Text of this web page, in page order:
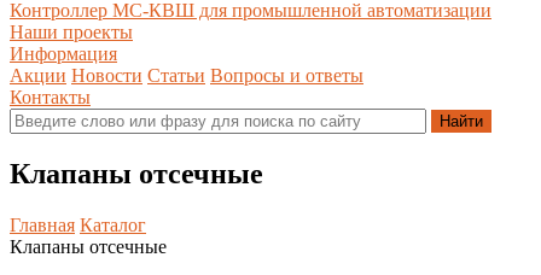
Контроллер МС-КВШ для промышленной автоматизации
Наши проекты
Информация
Акции Новости Статьи Вопросы и ответы
Контакты
Клапаны отсечные
Главная Каталог
Клапаны отсечные